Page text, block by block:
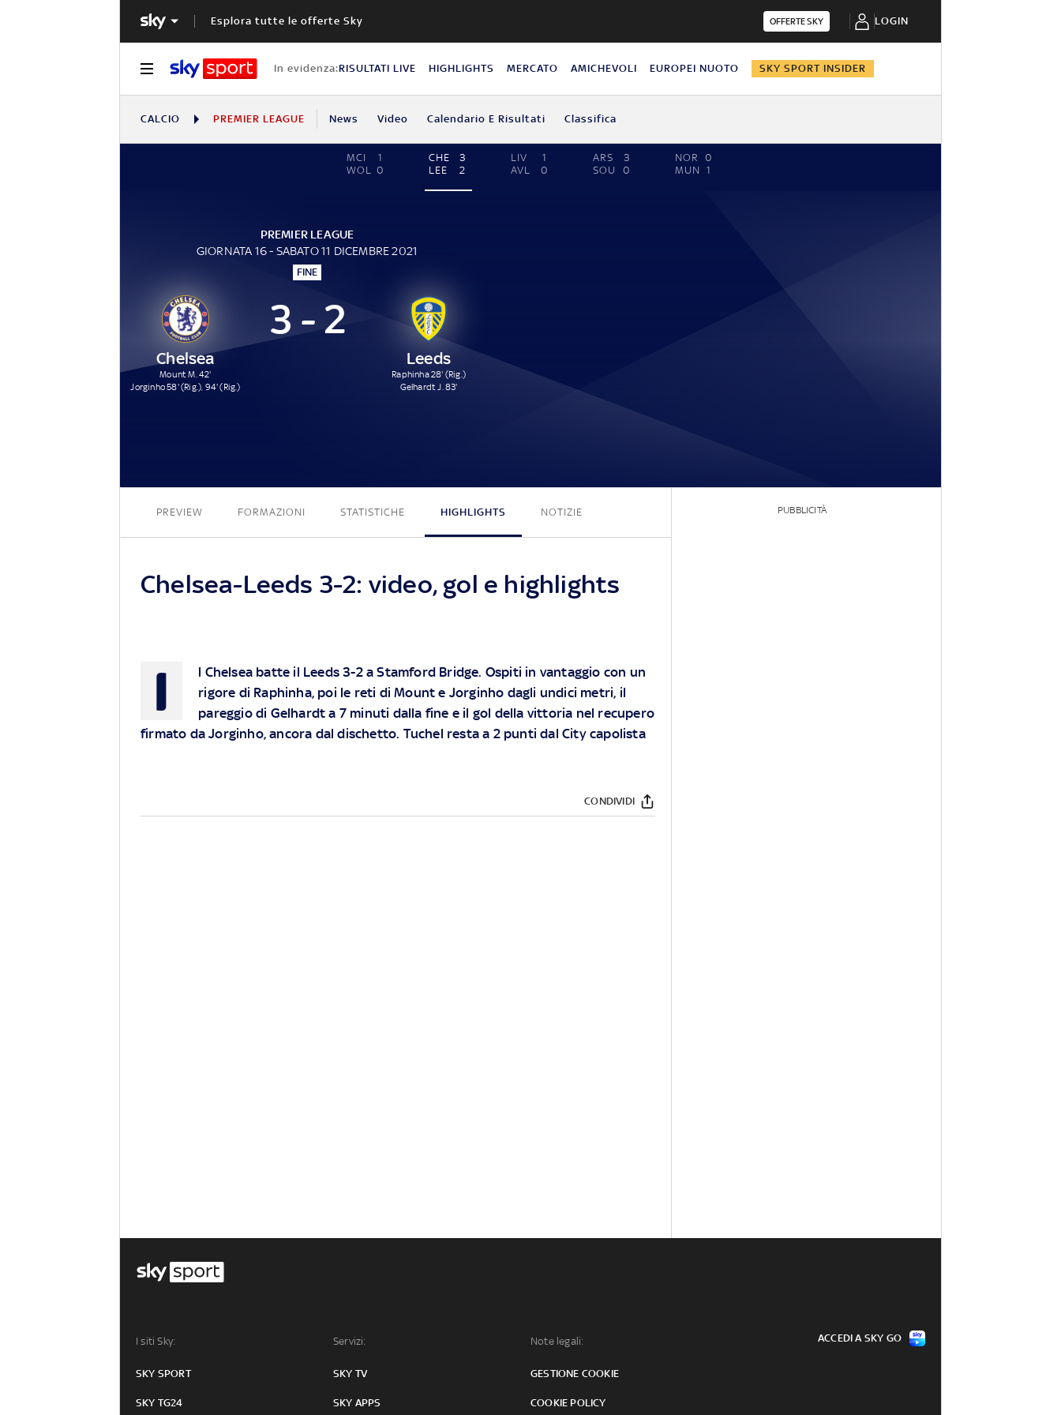
Esplora tutte le offerte Sky OFFERTE SKY LOGIN
In evidenza:RISULTATI LIVE HIGHLIGHTS MERCATO AMICHEVOLI EUROPEI NUOTO SKY SPORT INSIDER
CALCIO PREMIER LEAGUE News Video Calendario E Risultati Classifica
MCI
1
WOL
0
CHE
3
LEE
2
LIV
1
AVL
0
ARS
3
SOU
0
NOR
0
MUN
1
PREMIER LEAGUE
GIORNATA 16 - SABATO 11 DICEMBRE 2021
FINE
Chelsea
Mount M. 42'
Jorginho 58' (Rig.), 94' (Rig.)
3 - 2
Leeds
Raphinha 28' (Rig.)
Gelhardt J. 83'
PREVIEW FORMAZIONI STATISTICHE HIGHLIGHTS NOTIZIE
Chelsea-Leeds 3-2: video, gol e highlights
I
l Chelsea batte il Leeds 3-2 a Stamford Bridge. Ospiti in vantaggio con un
rigore di Raphinha, poi le reti di Mount e Jorginho dagli undici metri, il
pareggio di Gelhardt a 7 minuti dalla fine e il gol della vittoria nel recupero
firmato da Jorginho, ancora dal dischetto. Tuchel resta a 2 punti dal City capolista
CONDIVIDI
PUBBLICITÀ
I siti Sky:
SKY SPORT
SKY TG24
Servizi:
SKY TV
SKY APPS
Note legali:
GESTIONE COOKIE
COOKIE POLICY
ACCEDI A SKY GO